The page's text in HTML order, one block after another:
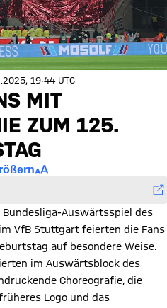
19:44 UTC
MIT
ZUM 125.
Bundesliga-Auswärtsspiel des
VfB Stuttgart feierten die Fans
auf besondere Weise.
im Auswärtsblock des
Choreografie, die
Logo und das